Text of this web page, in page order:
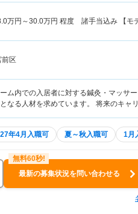
万円～30.0万円 程度 諸手当込み 【モ
区
ム内での入居者に対する鍼灸・マッサ
なる人材を求めています。 将来のキャ
年4月入職可 夏～秋入職可 1月
最新の募集状況を問い合わせる